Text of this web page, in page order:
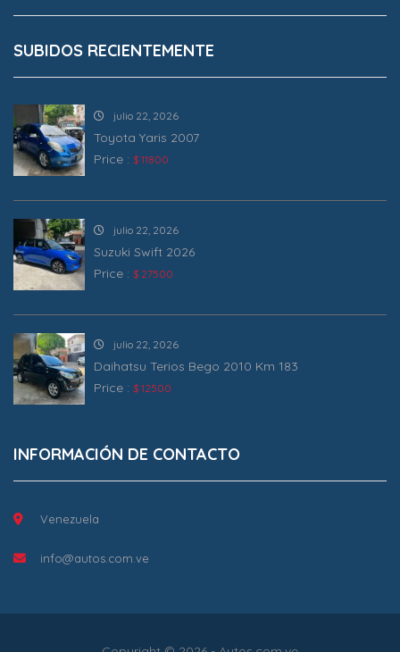
SUBIDOS RECIENTEMENTE
julio 22, 2026
Toyota Yaris 2007
Price : $ 11800
julio 22, 2026
Suzuki Swift 2026
Price : $ 27500
julio 22, 2026
Daihatsu Terios Bego 2010 Km 183
Price : $ 12500
INFORMACIÓN DE CONTACTO
Venezuela
info@autos.com.ve